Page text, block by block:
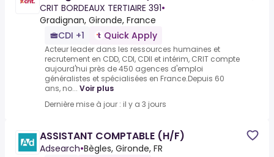
CRIT BORDEAUX TERTIAIRE 391•
Gradignan, Gironde, France
CDI +1
Quick Apply
Acteur leader dans les ressources humaines et
recrutement en CDD, CDI, CDII et intérim, CRIT compte
aujourd'hui près de 450 agences d'emploi
généralistes et spécialisées en France.Depuis 60
ans, no... Voir plus
Dernière mise à jour : il y a 3 jours
ASSISTANT COMPTABLE (H/F)
Adsearch•Bègles, Gironde, FR